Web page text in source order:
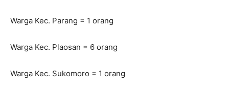
Warga Kec. Parang = 1 orang
Warga Kec. Plaosan = 6 orang
Warga Kec. Sukomoro = 1 orang